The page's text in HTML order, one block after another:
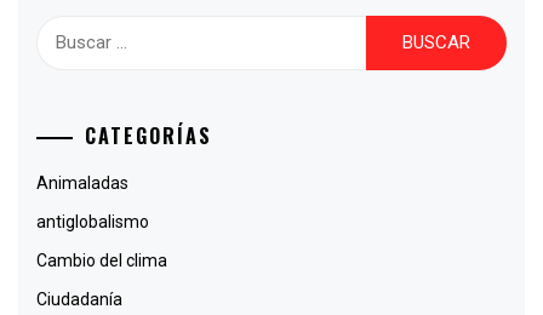
CATEGORÍAS
Animaladas
antiglobalismo
Cambio del clima
Ciudadanía